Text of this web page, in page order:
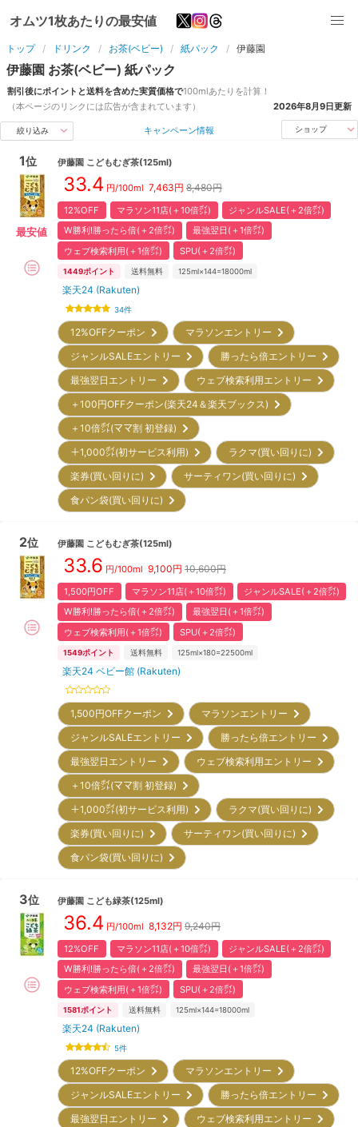
オムツ1枚あたりの最安値
トップ ドリンク お茶(ベビー) 紙パック 伊藤園
伊藤園 お茶(ベビー) 紙パック
割引後にポイントと送料を含めた実質価格で100mlあたりを計算！
（本ページのリンクには広告が含まれています）
2026年8月9日更新
絞り込み キャンペーン情報 ショップ
1位
最安値
伊藤園 こどもむぎ茶(125ml)
33.4 円/100ml 7,463円 8,480円
12%OFF マラソン11店(＋10倍㌽)
ジャンルSALE(＋2倍㌽)
W勝利!勝ったら倍(＋2倍㌽)
最強翌日(＋1倍㌽)
ウェブ検索利用(＋1倍㌽)
SPU(＋2倍㌽)
1449ポイント 送料無料 125ml×144=18000ml
楽天24 (Rakuten)
34件
12%OFFクーポン
マラソンエントリー
ジャンルSALEエントリー
勝ったら倍エントリー
最強翌日エントリー
ウェブ検索利用エントリー
＋100円OFFクーポン(楽天24＆楽天ブックス)
＋10倍㌽(ママ割 初登録)
＋1,000㌽(初サービス利用)
ラクマ(買い回りに)
楽券(買い回りに)
サーティワン(買い回りに)
食パン袋(買い回りに)
2位 伊藤園 こどもむぎ茶(125ml)
33.6 円/100ml 9,100円 10,600円
1,500円OFF マラソン11店(＋10倍㌽)
ジャンルSALE(＋2倍㌽)
W勝利!勝ったら倍(＋2倍㌽)
最強翌日(＋1倍㌽)
ウェブ検索利用(＋1倍㌽)
SPU(＋2倍㌽)
1549ポイント 送料無料 125ml×180=22500ml
楽天24 ベビー館 (Rakuten)
1,500円OFFクーポン
マラソンエントリー
ジャンルSALEエントリー
勝ったら倍エントリー
最強翌日エントリー
ウェブ検索利用エントリー
＋10倍㌽(ママ割 初登録)
＋1,000㌽(初サービス利用)
ラクマ(買い回りに)
楽券(買い回りに)
サーティワン(買い回りに)
食パン袋(買い回りに)
3位 伊藤園 こども緑茶(125ml)
36.4 円/100ml 8,132円 9,240円
12%OFF マラソン11店(＋10倍㌽)
ジャンルSALE(＋2倍㌽)
W勝利!勝ったら倍(＋2倍㌽)
最強翌日(＋1倍㌽)
ウェブ検索利用(＋1倍㌽)
SPU(＋2倍㌽)
1581ポイント 送料無料 125ml×144=18000ml
楽天24 (Rakuten)
5件
12%OFFクーポン
マラソンエントリー
ジャンルSALEエントリー
勝ったら倍エントリー
最強翌日エントリー
ウェブ検索利用エントリー